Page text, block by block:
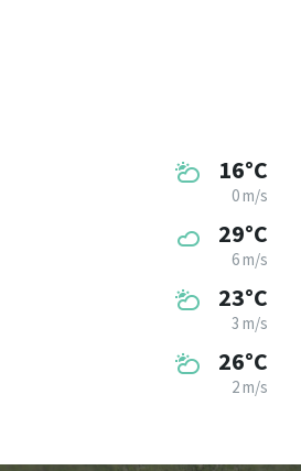
16°C
0 m/s
29°C
6 m/s
23°C
3 m/s
26°C
2 m/s